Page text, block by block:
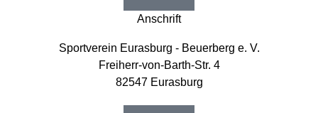
Anschrift
Sportverein Eurasburg - Beuerberg e. V.
Freiherr-von-Barth-Str. 4
82547 Eurasburg